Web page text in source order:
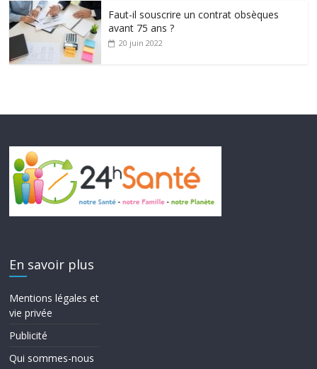
Faut-il souscrire un contrat obsèques
avant 75 ans ?
20 juin 2022
En savoir plus
Mentions légales et
vie privée
Publicité
Qui sommes-nous